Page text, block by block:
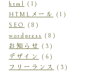
html (1)
HTMLメール
(1)
SEO
(8)
wordpress (8)
お知らせ (3)
デザイン
(6)
フリーランス
(3)